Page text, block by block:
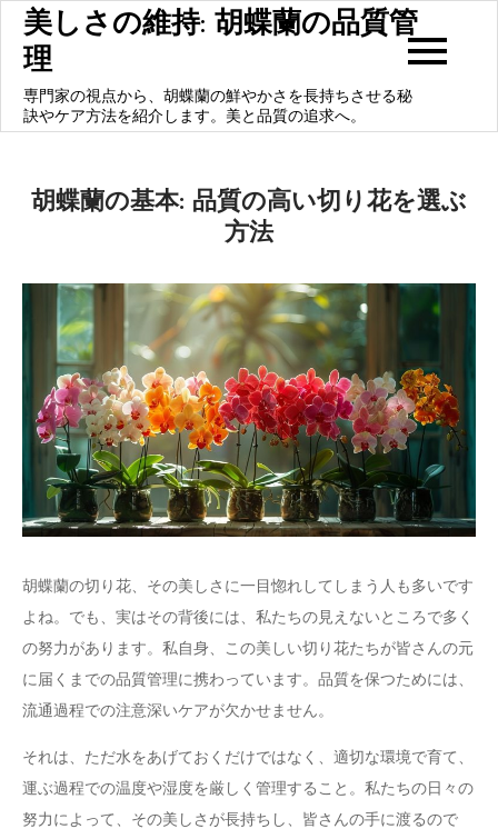
Skip
content
美しさの維持: 胡蝶蘭の品質管
理
専門家の視点から、胡蝶蘭の鮮やかさを長持ちさせる秘
訣やケア方法を紹介します。美と品質の追求へ。
胡蝶蘭の基本: 品質の高い切り花を選ぶ
方法
胡蝶蘭の切り花、その美しさに一目惚れしてしまう人も多いです
よね。でも、実はその背後には、私たちの見えないところで多く
の努力があります。私自身、この美しい切り花たちが皆さんの元
に届くまでの品質管理に携わっています。品質を保つためには、
流通過程での注意深いケアが欠かせません。
それは、ただ水をあげておくだけではなく、適切な環境で育て、
運ぶ過程での温度や湿度を厳しく管理すること。私たちの日々の
努力によって、その美しさが長持ちし、皆さんの手に渡るので